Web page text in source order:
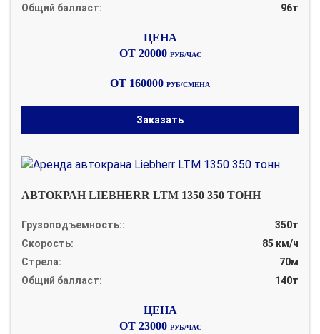
Общий балласт:
96т
ОТ 20000 РУБ/ЧАС
ОТ 160000 РУБ/СМЕНА
Заказать
АВТОКРАН LIEBHERR LTM 1350 350 ТОНН
Грузоподъемность::
350т
Скорость:
85 км/ч
Стрела:
70м
Общий балласт:
140т
ОТ 23000 РУБ/ЧАС